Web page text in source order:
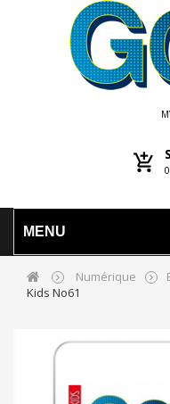
0
MENU
Numérique
Kids No61